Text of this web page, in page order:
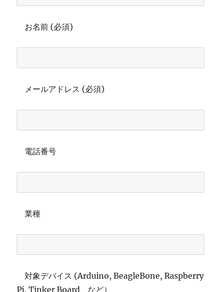
お名前 (必須)
メールアドレス (必須)
電話番号
業種
対象デバイス (Arduino, BeagleBone, Raspberry
Pi, Tinker Board など）